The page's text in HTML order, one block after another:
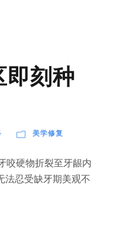
即刻种
美学修复
咬硬物折裂至牙龈内
法忍受缺牙期美观不